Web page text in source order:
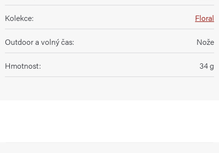
Kolekce: Floral
Outdoor a volný čas: Nože
Hmotnost: 34 g